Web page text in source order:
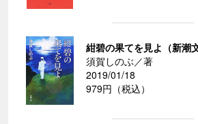
紺碧の果てを見よ（新潮
須賀しのぶ／著
2019/01/18
979円（税込）